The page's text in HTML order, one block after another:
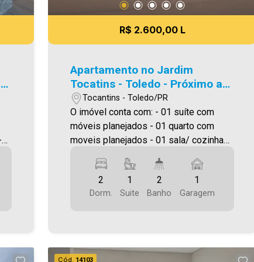
R$ 2.600,00 L
Apartamento no Jardim
Tocatins - Toledo - Próximo ao
Max Atacadista
Tocantins - Toledo/PR
O imóvel conta com: - 01 suíte com
móveis planejados - 01 quarto com
moveis planejados - 01 sala/ cozinha
cooktop - 01 lavanderia com planejados
e tanque - 02 WC (suíte e social) com
planejados - 01 vaga de garagem
Estar,Terraço, Quadra poliesportiva,
2
Dorm.
1
Suite
2
Banho
1
Garagem
Cód. 14103